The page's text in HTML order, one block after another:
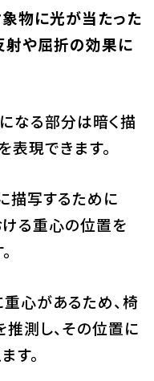
物に光が当たった
射や屈折の効果に
なる部分は暗く描
表現できます。
描写するために
る重心の位置を
心があるため、椅
測し、その位置に
す。